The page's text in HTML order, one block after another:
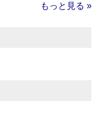
もっと見る »